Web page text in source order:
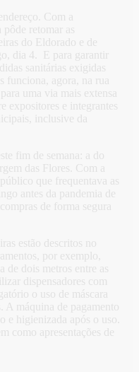
Com a
retomar as
do Eldorado e de
dia 4. E para garantir
sanitárias exigidas
funciona, agora, na rua
uma via mais extensa
expositores e integrantes
inclusive da
fim de semana: a do
das Flores. Com a
que frequentava as
antes da pandemia de
de forma segura
estão descritos no
por exemplo,
de dois metros entre as
dispensadores com
o uso de máscara
A máquina de pagamento
e higienizada após o uso.
como apresentações de